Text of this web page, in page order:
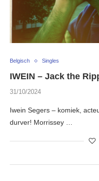
Belgisch Singles
IWEIN – Jack the
31/10/2024
Iwein Segers – komiek,
durver! Morrissey …